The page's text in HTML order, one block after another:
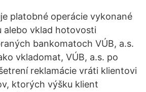
platobné operácie vykonané
alebo vklad hotovosti
bankomatoch VÚB, a.s.
vkladomat, VÚB, a.s. po
reklamácie vráti klientovi
ktorých výšku klient